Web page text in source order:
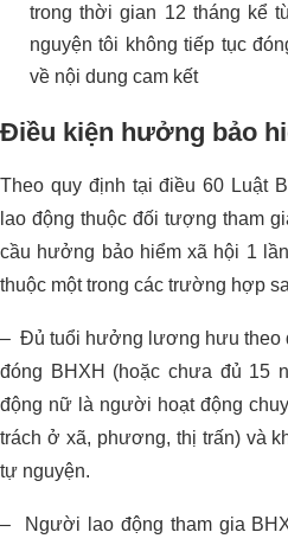
trong thời gian 12 tháng kể
nguyện tôi không tiếp tục
về nội dung cam kết
Điều kiện hưởng bảo
Theo quy định tại điều 60 Luật
lao động thuộc đối tượng tham
cầu hưởng bảo hiểm xã hội 1
thuộc một trong các trường hợp
– Đủ tuổi hưởng lương hưu theo
đóng BHXH (hoặc chưa đủ 15
động nữ là người hoạt động
trách ở xã, phương, thị trấn) và
tự nguyện.
– Người lao động tham gia